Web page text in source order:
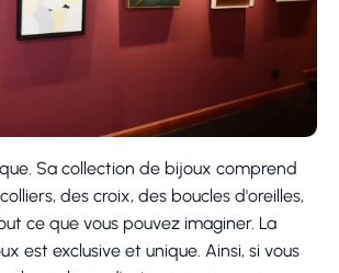
Sa collection de bijoux comprend
des croix, des boucles d'oreilles,
ce que vous pouvez imaginer. La
est exclusive et unique. Ainsi, si vous